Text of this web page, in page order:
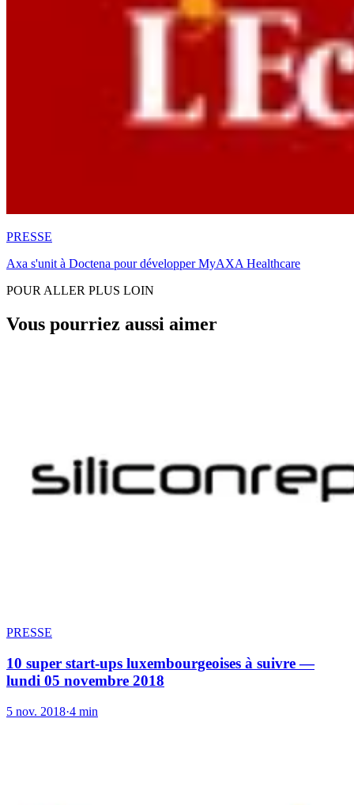
PRESSE
Axa s'unit à Doctena pour développer MyAXA Healthcare
POUR ALLER PLUS LOIN
Vous pourriez aussi aimer
PRESSE
10 super start-ups luxembourgeoises à suivre —
lundi 05 novembre 2018
5 nov. 2018·4 min